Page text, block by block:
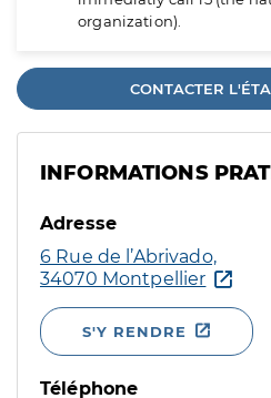
organization).
CONTACTER
INFORMATIONS
Adresse
6 Rue de l’Abrivado,
34070 Montpellier
S'Y RENDRE
Téléphone